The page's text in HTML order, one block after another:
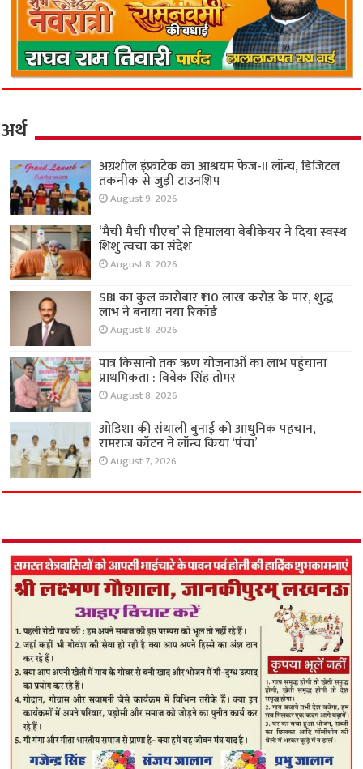
अर्थ
अग्रशील इंफ्राटेक का आश्रयम फेज-II लॉन्च, डिजिटल
तकनीक से जुड़ी टाउनशिप
August 9, 2026
‘मैची मैची पीएच’ से हिमालया बेबीकेयर ने दिया स्वस्थ
शिशु त्वचा का संदेश
August 8, 2026
SBI का कुल कारोबार ₹110 लाख करोड़ के पार, शुद्ध
लाभ ने बनाया नया रिकॉर्ड
August 8, 2026
पात्र किसानों तक ऋण योजनाओं का लाभ पहुंचाना
प्राथमिकता : विवेक सिंह तोमर
August 8, 2026
ओडिशा की संथाली बुनाई को आधुनिक पहचान,
रामराज कॉटन ने लॉन्च किया ‘पंचा’
August 7, 2026